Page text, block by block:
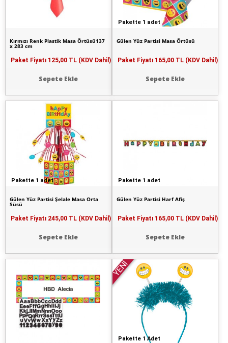
Kırmızı Renk Plastik Masa Örtüsü137
x 283 cm
Paket Fiyatı 125,00 TL (KDV Dahil)
Sepete Ekle
Pakette 1 adet
Gülen Yüz Partisi Masa Örtüsü
Paket Fiyatı 165,00 TL (KDV Dahil)
Sepete Ekle
Pakette 1 adet
Gülen Yüz Partisi Şelale Masa Orta
Süsü
Paket Fiyatı 245,00 TL (KDV Dahil)
Sepete Ekle
Pakette 1 adet
Gülen Yüz Partisi Harf Afiş
Paket Fiyatı 165,00 TL (KDV Dahil)
Sepete Ekle
Pakette 1 Adet
YENİ